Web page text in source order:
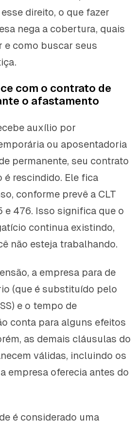
direito, o que fazer
nega a cobertura, quais
e como buscar seus
com o contrato de
o afastamento
auxílio por
ou aposentadoria
permanente, seu contrato
é rescindido. Ele fica
conforme prevê a CLT
e 476. Isso significa que o
continua existindo,
não esteja trabalhando.
a empresa para de
(que é substituído pelo
e o tempo de
conta para alguns efeitos
as demais cláusulas do
válidas, incluindo os
empresa oferecia antes do
é considerado uma